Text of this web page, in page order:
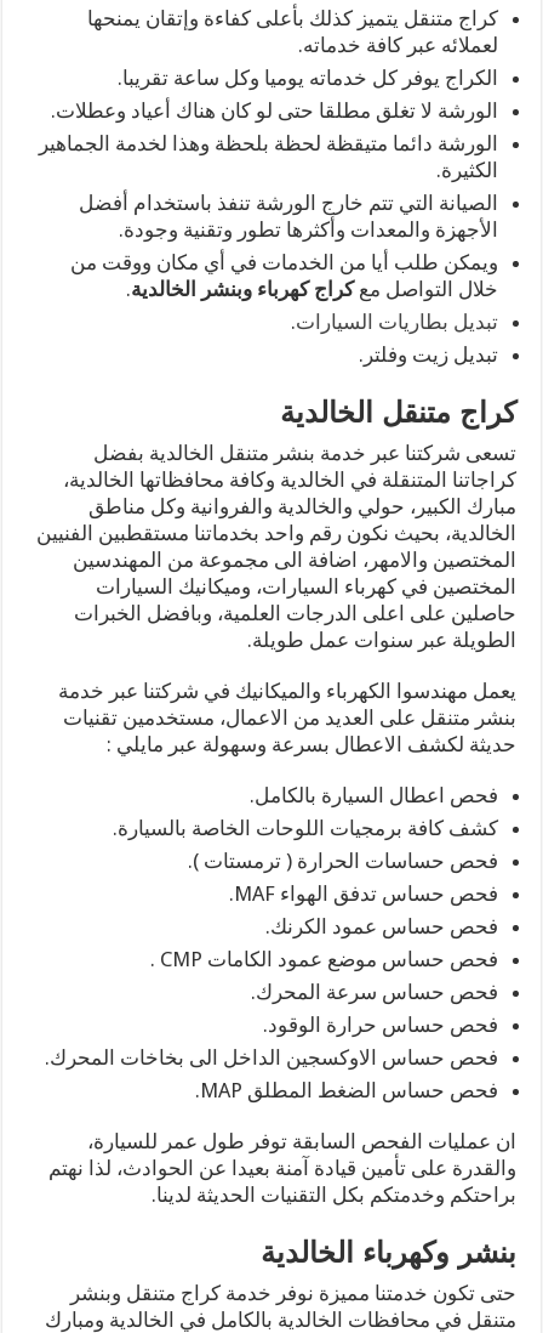
كراج متنقل يتميز كذلك بأعلى كفاءة وإتقان يمنحها
لعملائه عبر كافة خدماته.
الكراج يوفر كل خدماته يوميا وكل ساعة تقريبا.
الورشة لا تغلق مطلقا حتى لو كان هناك أعياد وعطلات.
الورشة دائما متيقظة لحظة بلحظة وهذا لخدمة الجماهير
الكثيرة.
الصيانة التي تتم خارج الورشة تنفذ باستخدام أفضل
الأجهزة والمعدات وأكثرها تطور وتقنية وجودة.
ويمكن طلب أيا من الخدمات في أي مكان ووقت من
خلال التواصل معكراج كهرباء وبنشر الخالدية.
تبديل بطاريات السيارات.
تبديل زيت وفلتر.
كراج متنقل الخالدية
تسعى شركتنا عبر خدمة بنشر متنقل الخالدية بفضل
كراجاتنا المتنقلة في الخالدية وكافة محافظاتها الخالدية،
مبارك الكبير، حولي والخالدية والفروانية وكل مناطق
الخالدية، بحيث نكون رقم واحد بخدماتنا مستقطبين الفنيين
المختصين والامهر، اضافة الى مجموعة من المهندسين
المختصين في كهرباء السيارات، وميكانيك السيارات
حاصلين على اعلى الدرجات العلمية، وبافضل الخبرات
الطويلة عبر سنوات عمل طويلة.
يعمل مهندسوا الكهرباء والميكانيك في شركتنا عبر خدمة
بنشر متنقل على العديد من الاعمال، مستخدمين تقنيات
حديثة لكشف الاعطال بسرعة وسهولة عبر مايلي :
فحص اعطال السيارة بالكامل.
كشف كافة برمجيات اللوحات الخاصة بالسيارة.
فحص حساسات الحرارة ( ترمستات ).
فحص حساس تدفق الهواء MAF.
فحص حساس عمود الكرنك.
فحص حساس موضع عمود الكامات CMP .
فحص حساس سرعة المحرك.
فحص حساس حرارة الوقود.
فحص حساس الاوكسجين الداخل الى بخاخات المحرك.
فحص حساس الضغط المطلق MAP.
ان عمليات الفحص السابقة توفر طول عمر للسيارة،
والقدرة على تأمين قيادة آمنة بعيدا عن الحوادث، لذا نهتم
براحتكم وخدمتكم بكل التقنيات الحديثة لدينا.
بنشر وكهرباء الخالدية
حتى تكون خدمتنا مميزة نوفر خدمة كراج متنقل وبنشر
متنقل في محافظات الخالدية بالكامل في الخالدية ومبارك